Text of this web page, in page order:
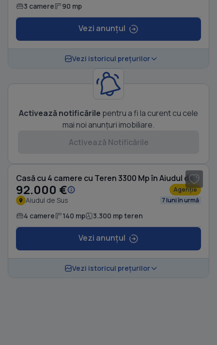
3 camere 90 mp
Vezi anunțul
Vezi istoricul prețurilor
Activează notificările pentru a fi la curent cu cele
mai noi anunțuri imobiliare.
Activează Notificările
Casă cu 4 camere cu Teren 3300 Mp în Aiudul de Sus
92.000 € Agenție
Aiudul de Sus 7 luni în urmă
4 camere 140 mp 3.300 mp teren
Vezi anunțul
Vezi istoricul prețurilor